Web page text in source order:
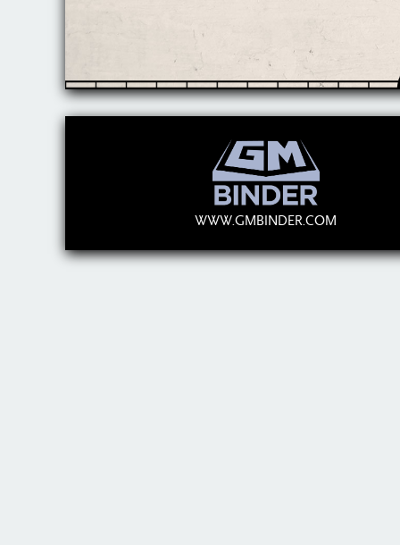
WWW.GMBINDER.COM